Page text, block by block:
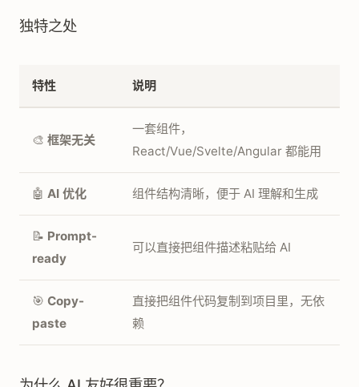
独特之处
特性 说明
🎨 框架无关
一套组件，
React/Vue/Svelte/Angular 都能用
🤖 AI 优化 组件结构清晰，便于 AI 理解和生成
📝 Prompt-
ready
可以直接把组件描述粘贴给 AI
🎯 Copy-
paste
直接把组件代码复制到项目里，无依
赖